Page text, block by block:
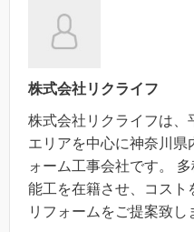
株式会社リクライフ
株式会社リクライフは、
エリアを中心に神奈川県
ォーム工事会社です。
能工を在籍させ、コスト
リフォームをご提案致し